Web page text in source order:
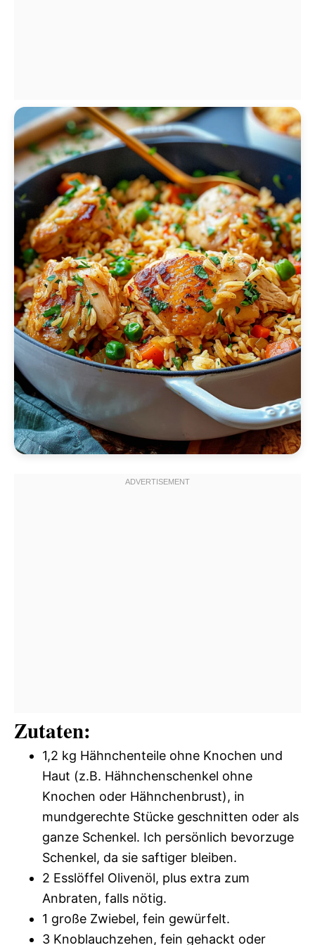
Zutaten:
1,2 kg Hähnchenteile ohne Knochen und
Haut (z.B. Hähnchenschenkel ohne
Knochen oder Hähnchenbrust), in
mundgerechte Stücke geschnitten oder als
ganze Schenkel. Ich persönlich bevorzuge
Schenkel, da sie saftiger bleiben.
2 Esslöffel Olivenöl, plus extra zum
Anbraten, falls nötig.
1 große Zwiebel, fein gewürfelt.
3 Knoblauchzehen, fein gehackt oder